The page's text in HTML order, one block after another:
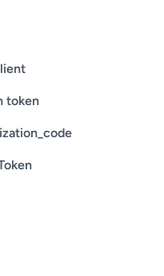
token